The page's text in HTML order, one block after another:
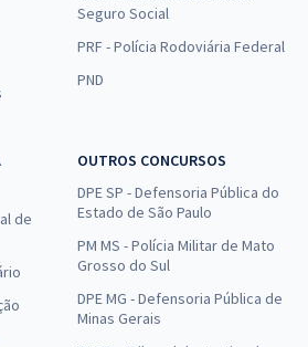
Seguro Social
PRF - Polícia Rodoviária Federal
PND
de
OUTROS CONCURSOS
DPE SP - Defensoria Pública do
Estado de São Paulo
PM MS - Polícia Militar de Mato
Grosso do Sul
DPE MG - Defensoria Pública de
Minas Gerais